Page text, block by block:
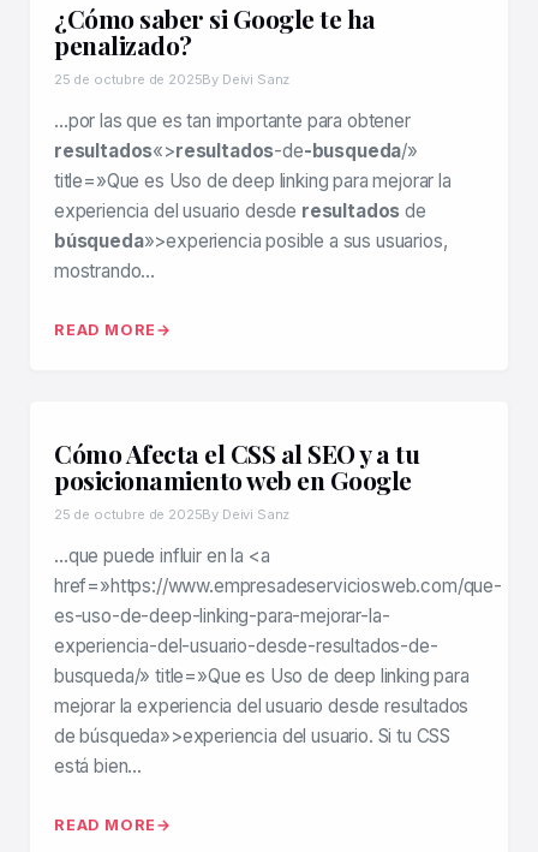
¿Cómo saber si Google te ha
penalizado?
25 de octubre de 2025By Deivi Sanz
…por las que es tan importante para obtener
resultados«>resultados-de-busqueda/»
title=»Que es Uso de deep linking para mejorar la
experiencia del usuario desde resultados de
búsqueda»>experiencia posible a sus usuarios,
mostrando…
READ MORE
Cómo Afecta el CSS al SEO y a tu
posicionamiento web en Google
25 de octubre de 2025By Deivi Sanz
…que puede influir en la <a
href=»https://www.empresadeserviciosweb.com/que-
es-uso-de-deep-linking-para-mejorar-la-
experiencia-del-usuario-desde-resultados-de-
busqueda/» title=»Que es Uso de deep linking para
mejorar la experiencia del usuario desde resultados
de búsqueda»>experiencia del usuario. Si tu CSS
está bien…
READ MORE